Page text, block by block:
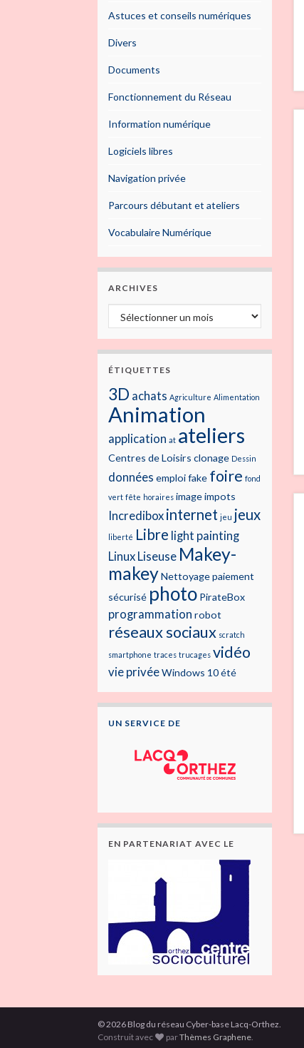
Astuces et conseils numériques
Divers
Documents
Fonctionnement du Réseau
Information numérique
Logiciels libres
Navigation privée
Parcours débutant et ateliers
Vocabulaire Numérique
ARCHIVES
Archives
ÉTIQUETTES
3D achats Agriculture Alimentation
Animation
application at ateliers
Centres de Loisirs clonage Dessin
données emploifake foire fond
vert fête horaires imageimpots
Incredibox internet jeu jeux
liberté Libre light painting
Linux Liseuse Makey-
makeyNettoyagepaiement
sécurisé photo PirateBox
programmation robot
réseaux sociaux scratch
smartphone traces trucages vidéo
vie privéeWindows 10été
UN SERVICE DE
EN PARTENARIAT AVEC LE
© 2026 Blog du réseau Cyber-base Lacq-Orthez.
Construit avec
parThèmes Graphene